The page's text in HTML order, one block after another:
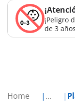
Home ...
¡Peligro
de 3